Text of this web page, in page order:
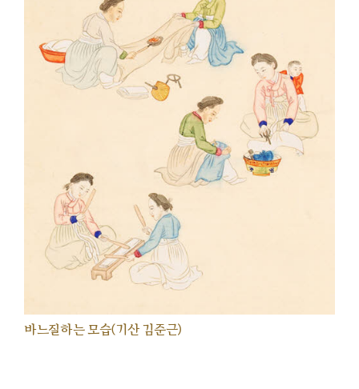
바느질하는 모습(기산 김준근)